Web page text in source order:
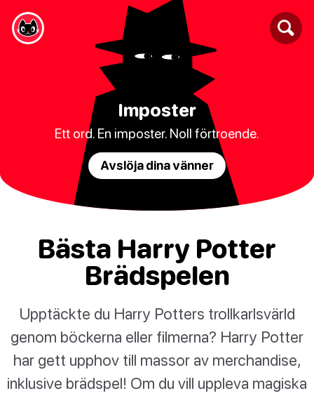
Imposter
Ett ord. En imposter. Noll förtroende.
Avslöja dina vänner
Bästa Harry Potter
Brädspelen
Upptäckte du Harry Potters trollkarlsvärld
genom böckerna eller filmerna? Harry Potter
har gett upphov till massor av merchandise,
inklusive brädspel! Om du vill uppleva magiska